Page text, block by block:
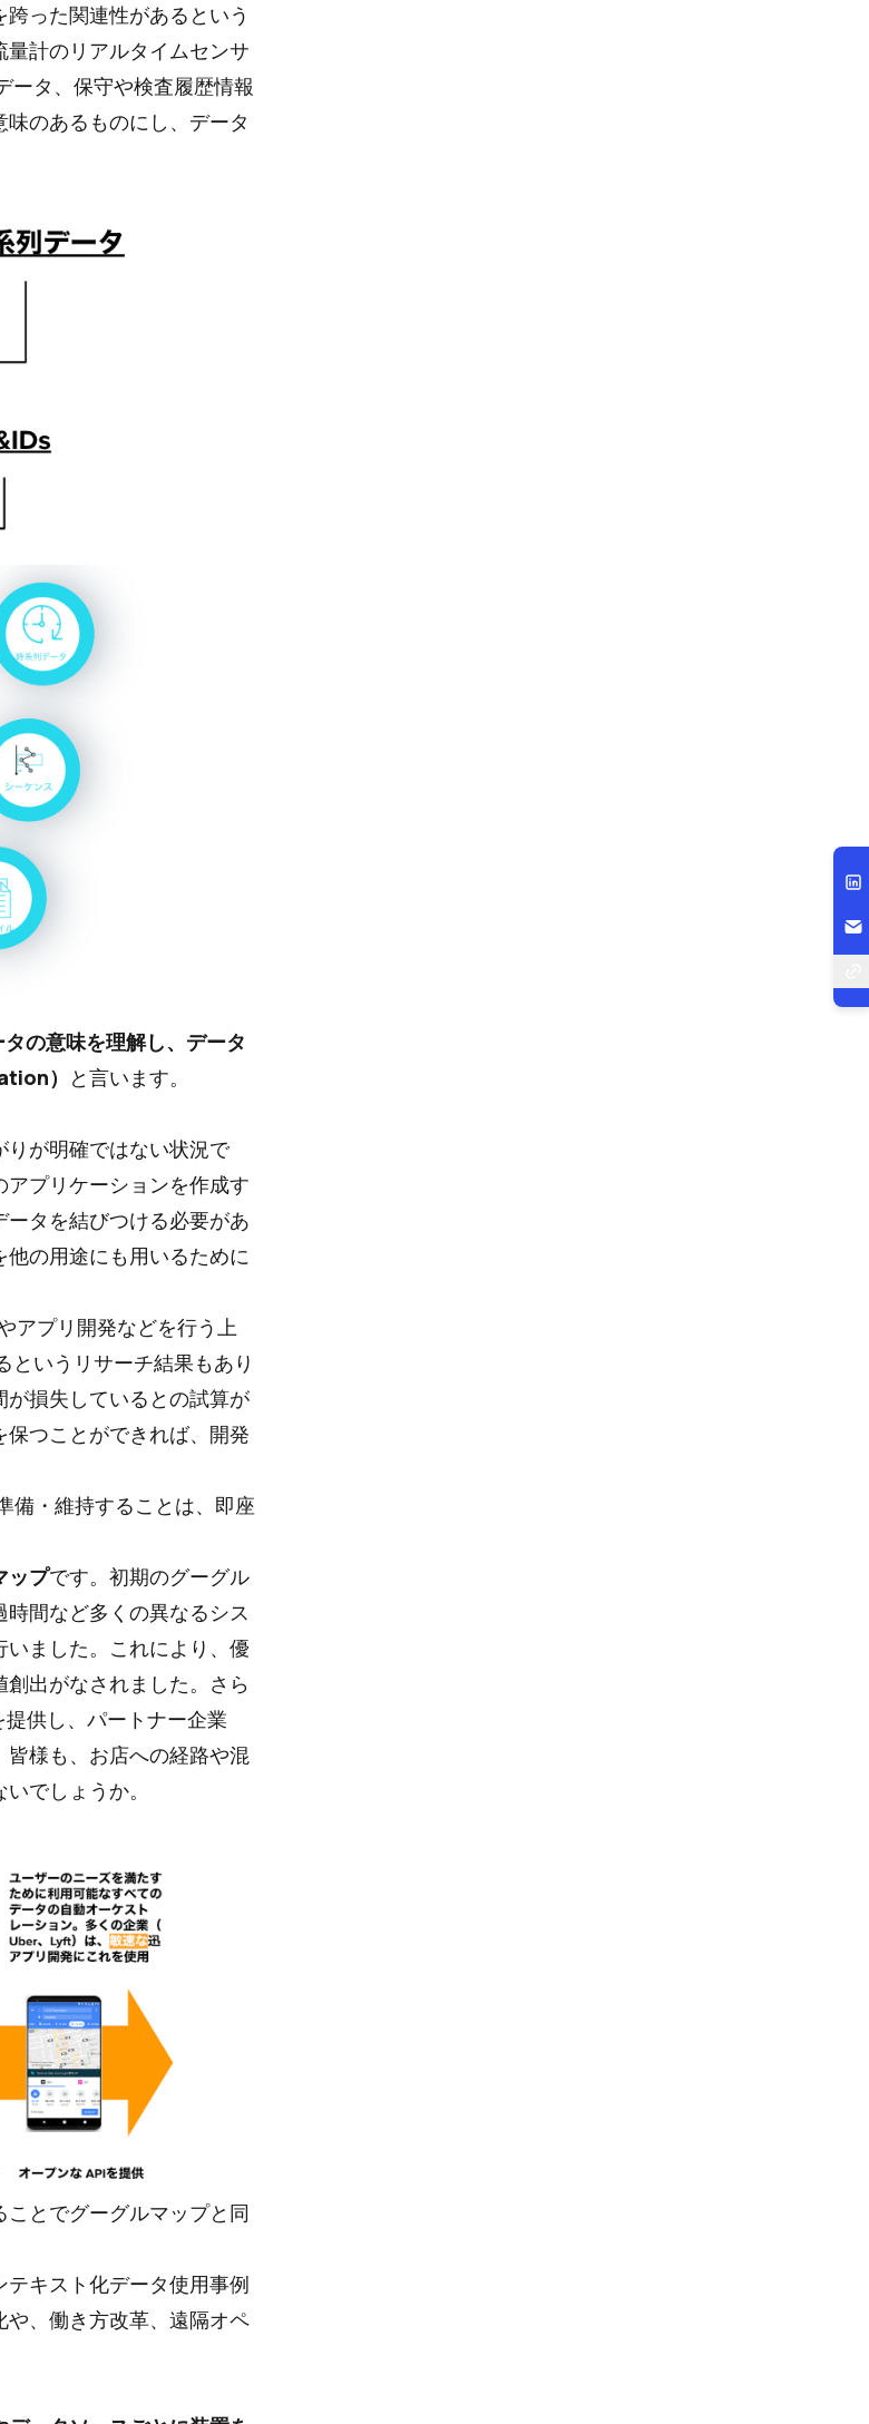
った関連性があるという
計のリアルタイムセンサ
ータ、保守や検査履歴情報
のあるものにし、データ
の意味を理解し、データ
） と言います。
が明確ではない状況で
プリケーションを作成す
タを結びつける必要があ
の用途にも用いるために
アプリ開発などを行う上
いうリサーチ結果もあり
損失しているとの試算が
つことができれば、開発
備・維持することは、即座
ップです。初期のグーグル
間など多くの異なるシス
ました。これにより、優
出がなされました。さら
供し、パートナー企業
様も、お店への経路や混
でしょうか。
とでグーグルマップと同
キスト化データ使用事例
、働き方改革、遠隔オペ